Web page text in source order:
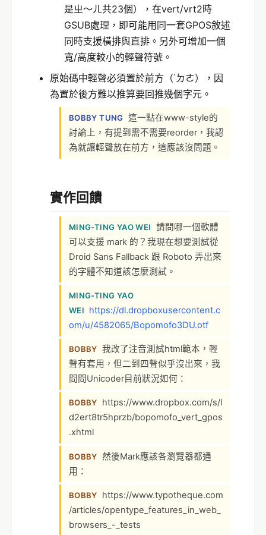
是ㄓ～ㄦ共23個），在vert/vrt2時
GSUB處理，即可能用同一套GPOS敘述
同時支援橫排與直排。另外可增加一個
寬/高度較小的輕聲符號。
原始碼中輕聲必須置於前方（˙ㄉㄜ），因
為置於後方難以推算要回推幾個字元。
BOBBY TUNG 這一點在www-style的
討論上，有提到需不需要reorder，我認
為就讓輕聲放在前方，這應該沒問題。
實作回饋
MING-TING YAO WEI
請問哪一個軟體
可以支援 mark 的？我現在想要測試從
Droid Sans Fallback 跟 Roboto 弄出來
的字體不知道該怎麼測試。
MING-TING YAO
WEI
https://dl.dropboxusercontent.c
om/u/4582065/Bopomofo3DU.otf
BOBBY 我改了注音測試html範本，輕
聲有套用，但二到四聲似乎沒出來，我
問問Unicoder目前狀況如何：
BOBBY
https://www.dropbox.com/s/l
d2ert8tr5hprzb/bopomofo_vert_gpos
.xhtml
BOBBY 然後Mark應該各瀏覽器都通
用：
BOBBY
https://www.typotheque.com
/articles/opentype_features_in_web_
browsers_-_tests